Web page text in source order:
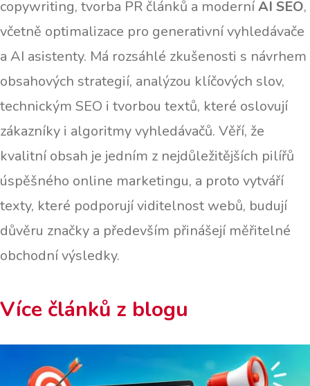
copywriting, tvorba PR článků a moderníAI SEO,
včetně optimalizace pro generativní vyhledávače
a AI asistenty. Má rozsáhlé zkušenosti s návrhem
obsahových strategií, analýzou klíčových slov,
technickým SEO i tvorbou textů, které oslovují
zákazníky i algoritmy vyhledávačů. Věří, že
kvalitní obsah je jedním z nejdůležitějších pilířů
úspěšného online marketingu, a proto vytváří
texty, které podporují viditelnost webů, budují
důvěru značky a především přinášejí měřitelné
obchodní výsledky.
Více článků z blogu